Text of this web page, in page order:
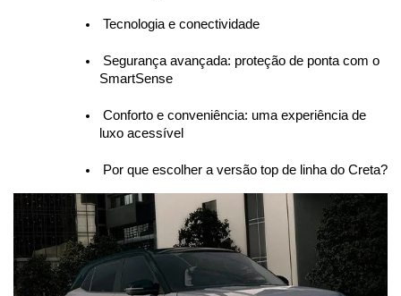
Tecnologia e conectividade
Segurança avançada: proteção de ponta com o
SmartSense
Conforto e conveniência: uma experiência de
luxo acessível
Por que escolher a versão top de linha do Creta?